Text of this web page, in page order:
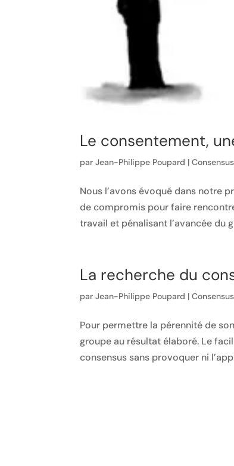
Le consentement,
parJean-Philippe Poupard |Consensus
Nous l’avons évoqué dans notre
de compromis pour faire
travail et pénalisant l’avancée du
La recherche du
parJean-Philippe Poupard |Consensus
Pour permettre la pérennité de
groupe au résultat élaboré. Le
consensus sans provoquer ni